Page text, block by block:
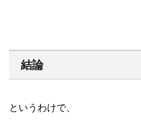
結論
というわけで、